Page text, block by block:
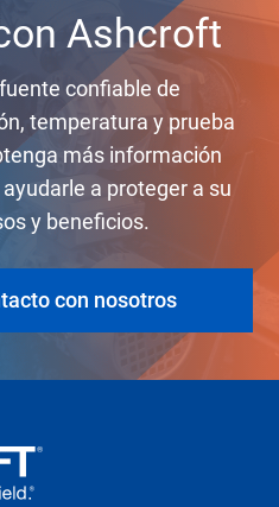
Ashcroft
confiable de
temperatura y prueba
más información
a proteger a su
y beneficios.
con nosotros